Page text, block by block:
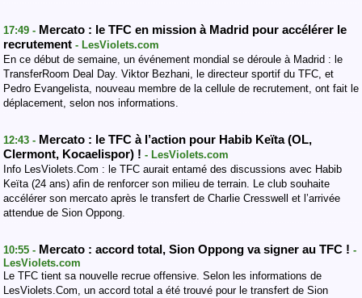
17:49 - Mercato : le TFC en mission à Madrid pour accélérer le
recrutement - LesViolets.com
En ce début de semaine, un événement mondial se déroule à Madrid : le
TransferRoom Deal Day. Viktor Bezhani, le directeur sportif du TFC, et
Pedro Evangelista, nouveau membre de la cellule de recrutement, ont fait le
déplacement, selon nos informations.
12:43 - Mercato : le TFC à l’action pour Habib Keïta (OL,
Clermont, Kocaelispor) ! - LesViolets.com
Info LesViolets.Com : le TFC aurait entamé des discussions avec Habib
Keïta (24 ans) afin de renforcer son milieu de terrain. Le club souhaite
accélérer son mercato après le transfert de Charlie Cresswell et l’arrivée
attendue de Sion Oppong.
10:55 - Mercato : accord total, Sion Oppong va signer au TFC ! -
LesViolets.com
Le TFC tient sa nouvelle recrue offensive. Selon les informations de
LesViolets.Com, un accord total a été trouvé pour le transfert de Sion